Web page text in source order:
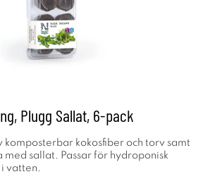
Plugg Sallat, 6-pack
komposterbar kokosfiber och torv samt
med sallat. Passar för hydroponisk
vatten.